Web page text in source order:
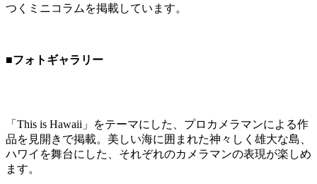
つくミニコラムを掲載しています。
■フォトギャラリー
「This is Hawaii」をテーマにした、プロカメラマンによる作
品を見開きで掲載。美しい海に囲まれた神々しく雄大な島、
ハワイを舞台にした、それぞれのカメラマンの表現が楽しめ
ます。